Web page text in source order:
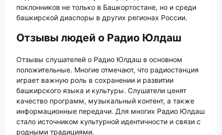
поклонников не только в Башкортостане, но и среди
башкирской диаспоры в других регионах России.
Отзывы людей о Радио Юлдаш
Отзывы слушателей о Радио Юлдаш в основном
положительные. Многие отмечают, что радиостанция
играет важную роль в сохранении и развитии
башкирского языка и культуры. Слушатели ценят
качество программ, музыкальный контент, а также
информационные передачи. Для многих Радио Юлдаш
стало источником культурной идентичности и связи с
родными традициями.